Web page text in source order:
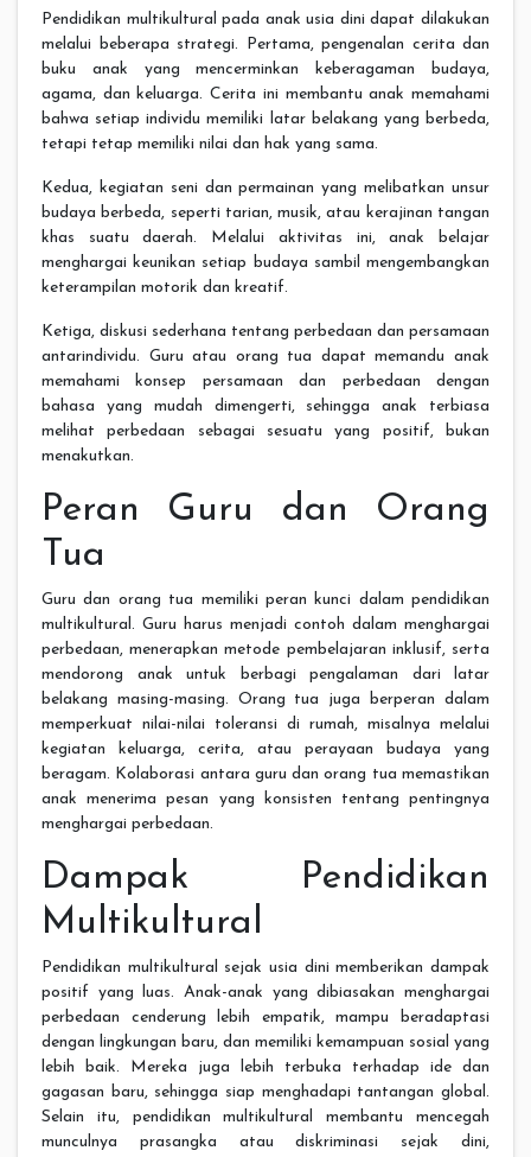
Pendidikan multikultural pada anak usia dini dapat dilakukan
melalui beberapa strategi. Pertama, pengenalan cerita dan
buku anak yang mencerminkan keberagaman budaya,
agama, dan keluarga. Cerita ini membantu anak memahami
bahwa setiap individu memiliki latar belakang yang berbeda,
tetapi tetap memiliki nilai dan hak yang sama.
Kedua, kegiatan seni dan permainan yang melibatkan unsur
budaya berbeda, seperti tarian, musik, atau kerajinan tangan
khas suatu daerah. Melalui aktivitas ini, anak belajar
menghargai keunikan setiap budaya sambil mengembangkan
keterampilan motorik dan kreatif.
Ketiga, diskusi sederhana tentang perbedaan dan persamaan
antarindividu. Guru atau orang tua dapat memandu anak
memahami konsep persamaan dan perbedaan dengan
bahasa yang mudah dimengerti, sehingga anak terbiasa
melihat perbedaan sebagai sesuatu yang positif, bukan
menakutkan.
Peran Guru dan Orang
Tua
Guru dan orang tua memiliki peran kunci dalam pendidikan
multikultural. Guru harus menjadi contoh dalam menghargai
perbedaan, menerapkan metode pembelajaran inklusif, serta
mendorong anak untuk berbagi pengalaman dari latar
belakang masing-masing. Orang tua juga berperan dalam
memperkuat nilai-nilai toleransi di rumah, misalnya melalui
kegiatan keluarga, cerita, atau perayaan budaya yang
beragam. Kolaborasi antara guru dan orang tua memastikan
anak menerima pesan yang konsisten tentang pentingnya
menghargai perbedaan.
Dampak Pendidikan
Multikultural
Pendidikan multikultural sejak usia dini memberikan dampak
positif yang luas. Anak-anak yang dibiasakan menghargai
perbedaan cenderung lebih empatik, mampu beradaptasi
dengan lingkungan baru, dan memiliki kemampuan sosial yang
lebih baik. Mereka juga lebih terbuka terhadap ide dan
gagasan baru, sehingga siap menghadapi tantangan global.
Selain itu, pendidikan multikultural membantu mencegah
munculnya prasangka atau diskriminasi sejak dini,